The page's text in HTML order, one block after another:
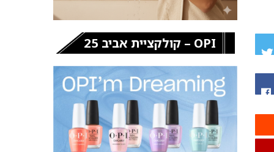
OPI – קולקציית אביב 25